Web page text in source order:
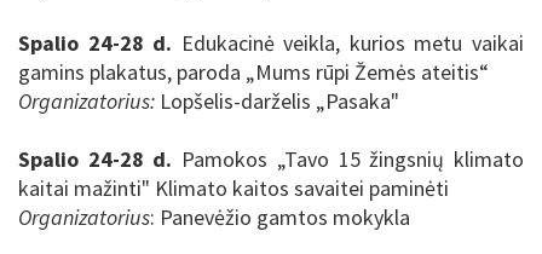
Spalio 24-28 d. Edukacinė veikla, kurios metu vaikai
gamins plakatus, paroda „Mums rūpi Žemės ateitis“
Organizatorius: Lopšelis-darželis „Pasaka"
Spalio 24-28 d. Pamokos „Tavo 15 žingsnių klimato
kaitai mažinti" Klimato kaitos savaitei paminėti
Organizatorius: Panevėžio gamtos mokykla